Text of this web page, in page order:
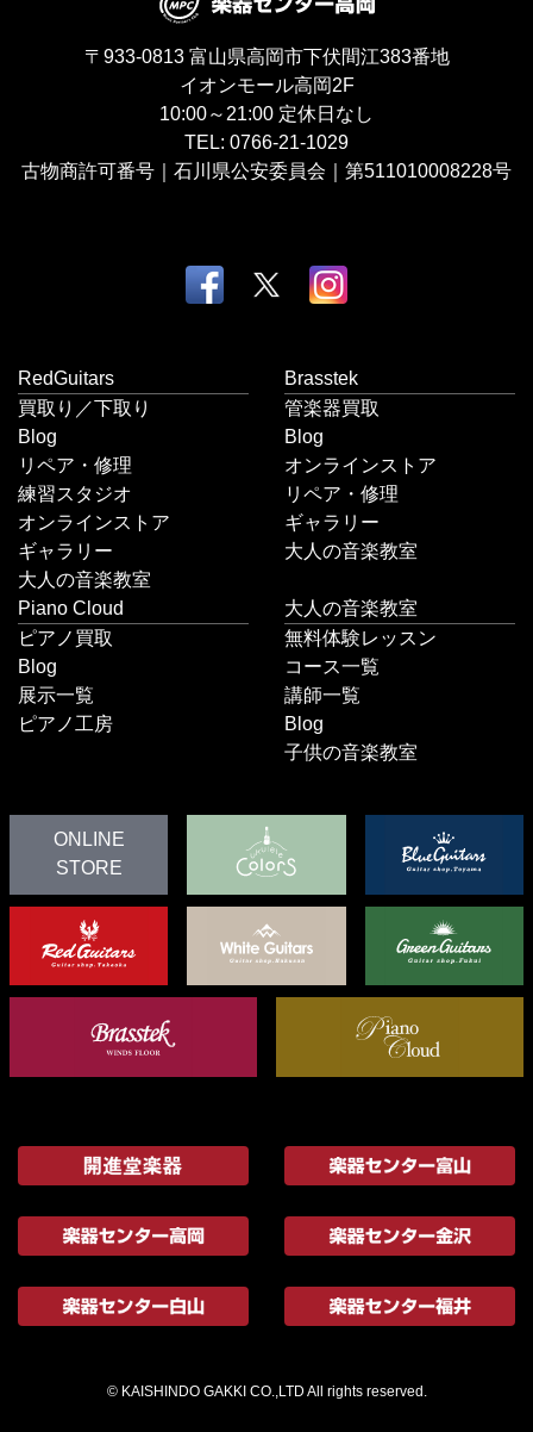
〒933-0813 富山県高岡市下伏間江383番地
イオンモール高岡2F
10:00～21:00 定休日なし
TEL: 0766-21-1029
古物商許可番号｜石川県公安委員会｜第511010008228号
RedGuitars
買取り／下取り
Blog
リペア・修理
練習スタジオ
オンラインストア
ギャラリー
大人の音楽教室
Brasstek
管楽器買取
Blog
オンラインストア
リペア・修理
ギャラリー
大人の音楽教室
Piano Cloud
ピアノ買取
Blog
展示一覧
ピアノ工房
大人の音楽教室
無料体験レッスン
コース一覧
講師一覧
Blog
子供の音楽教室
ONLINE
STORE
© KAISHINDO GAKKI CO.,LTD All rights reserved.